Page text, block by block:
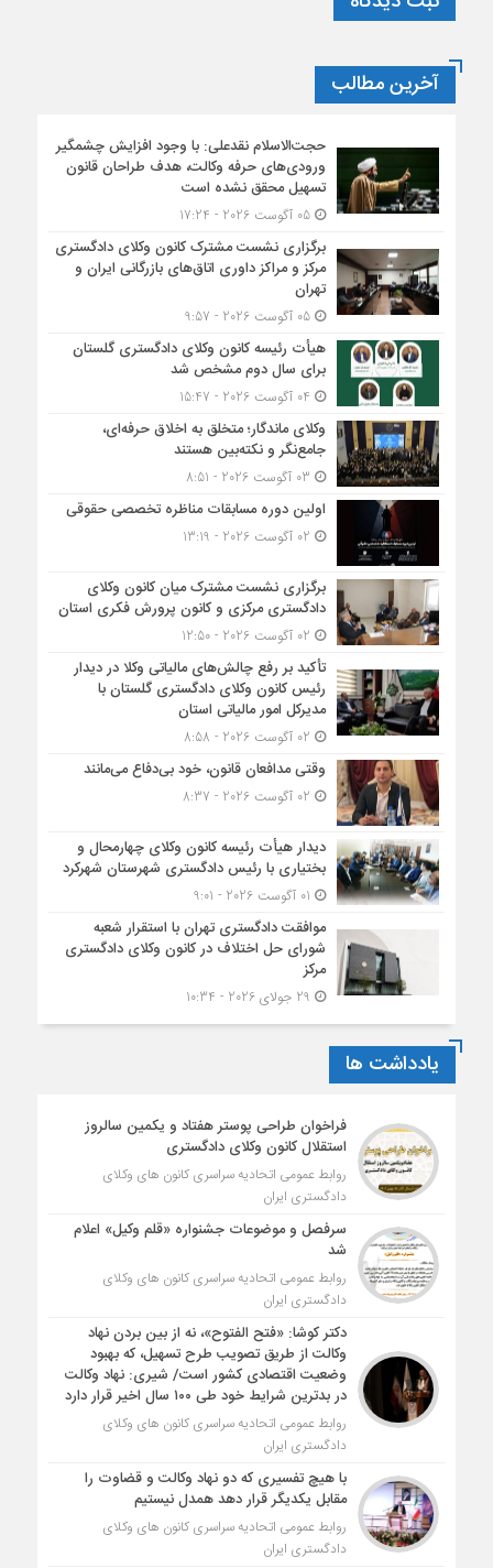
آخرین مطالب
حجت‌الاسلام نقدعلی: با وجود افزایش چشمگیر
ورودی‌های حرفه وکالت، هدف طراحان قانون
تسهیل محقق نشده است
05 آگوست 2026 - 17:24
برگزاری نشست مشترک کانون وکلای دادگستری
مرکز و مراکز داوری اتاق‌های بازرگانی ایران و
تهران
05 آگوست 2026 - 9:57
هیأت ‌رئیسه کانون وکلای دادگستری گلستان
برای سال دوم مشخص شد
وکلای ماندگار؛ متخلق به اخلاق حرفه‌ای،
جامع‌نگر و نکته‌بین هستند
اولین دوره مسابقات مناظره تخصصی حقوقی
برگزاری نشست مشترک میان کانون وکلای
دادگستری مرکزی و کانون پرورش فکری استان
تأکید بر رفع چالش‌های مالیاتی وکلا در دیدار
رئیس کانون وکلای دادگستری گلستان با
مدیرکل امور مالیاتی استان
وقتی مدافعان قانون، خود بی‌دفاع می‌مانند
دیدار هیأت رئیسه کانون وکلای چهارمحال و
بختیاری با رئیس دادگستری شهرستان شهرکرد
موافقت دادگستری تهران با استقرار شعبه
شورای حل اختلاف در کانون وکلای دادگستری
مرکز
یادداشت ها
فراخوان طراحی پوستر هفتاد و یکمین سالروز
استقلال کانون وکلای دادگستری
روابط عمومی اتحادیه سراسری کانون های وکلای
دادگستری ایران
سرفصل و موضوعات جشنواره «قلم وکیل» اعلام
شد
روابط عمومی اتحادیه سراسری کانون های وکلای
دادگستری ایران
دکتر کوشا: «فتح الفتوح»، نه از بین بردن نهاد
وکالت از طریق تصویب طرح تسهیل، که بهبود
وضعیت اقتصادی کشور است/ شیری: نهاد وکالت
در بدترین شرایط خود طی ۱۰۰ سال اخیر قرار دارد
روابط عمومی اتحادیه سراسری کانون های وکلای
دادگستری ایران
با هیچ تفسیری که دو نهاد وکالت و قضاوت را
مقابل یکدیگر قرار دهد همدل نیستیم
روابط عمومی اتحادیه سراسری کانون های وکلای
دادگستری ایران